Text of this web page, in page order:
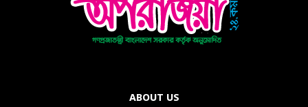
ABOUT US